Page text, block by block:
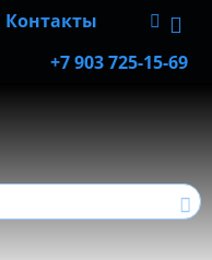
Контакты
+7 903 725-15-69